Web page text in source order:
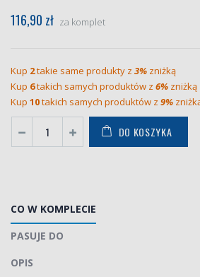
116,90 zł za komplet
Kup 2takie same produkty z 3% zniżką
Kup 6takich samych produktów z 6% zniżką
Kup 10takich samych produktów z 9%
DO KOSZYKA
CO W KOMPLECIE
PASUJE DO
OPIS